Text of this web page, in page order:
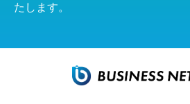
たします。